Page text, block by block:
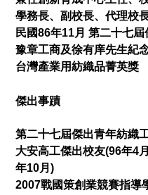
學務長、副校長、代理校
民國86年11月 第二十七
豫章工商及徐有庠先生紀
台灣產業用紡織品菁英獎
傑出事蹟
第二十七屆傑出青年紡織
大安高工傑出校友(96年4
年10月)
2007戰國策創業競賽指導